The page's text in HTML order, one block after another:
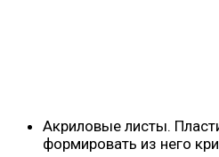
Акриловые листы.
формировать из него